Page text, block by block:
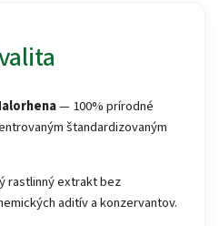
— 100% prírodné
štandardizovaným
rastlinný extrakt bez
aditív a konzervantov.